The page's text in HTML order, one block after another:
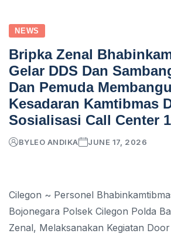
NEWS
Bripka Zenal
Gelar DDS Dan
Dan Pemuda
Kesadaran Kamtibmas
Sosialisasi Call Center
BYLEO ANDIKA JUNE 17, 2026
Cilegon ~ Personel
Bojonegara Polsek Cilegon Polda
Zenal, Melaksanakan Kegiatan